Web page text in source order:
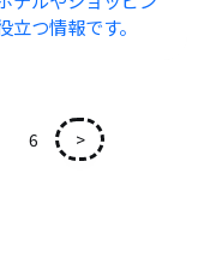
つ情報です。
6 >